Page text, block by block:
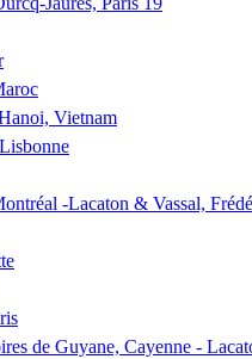
Vietnam
-Lacaton & Vassal,
de Guyane, Cayenne -